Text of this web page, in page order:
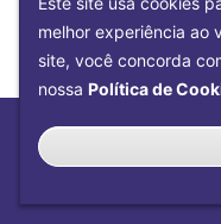
06/01/2022 - 15:13
melhor experiência ao
site, você concorda
nossa Política de